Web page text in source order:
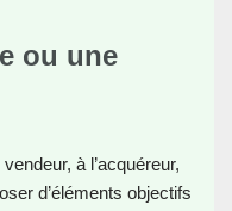
ou une
à l’acquéreur,
d’éléments objectifs